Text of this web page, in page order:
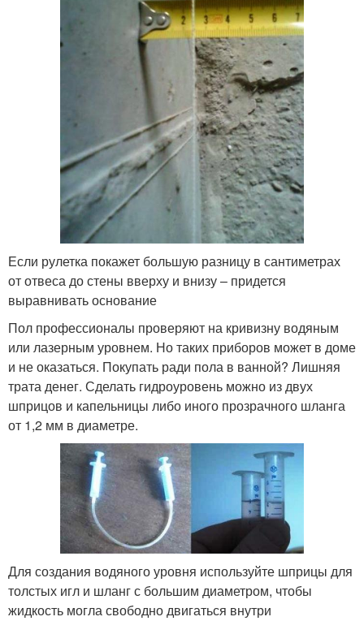
Если рулетка покажет большую разницу в сантиметрах
от отвеса до стены вверху и внизу – придется
выравнивать основание
Пол профессионалы проверяют на кривизну водяным
или лазерным уровнем. Но таких приборов может в доме
и не оказаться. Покупать ради пола в ванной? Лишняя
трата денег. Сделать гидроуровень можно из двух
шприцов и капельницы либо иного прозрачного шланга
от 1,2 мм в диаметре.
Для создания водяного уровня используйте шприцы для
толстых игл и шланг с большим диаметром, чтобы
жидкость могла свободно двигаться внутри